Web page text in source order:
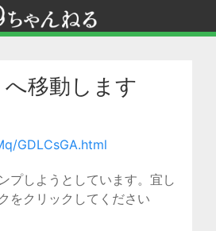
移動します
GDLCsGA.html
プしようとしています。宜し
をクリックしてください